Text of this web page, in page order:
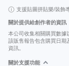
支援貼圖拼貼樂/裝飾
關於提供給創作者的資訊
本公司收集相關購買數據
該販售報告包含購買日期
資訊。
關於支援功能